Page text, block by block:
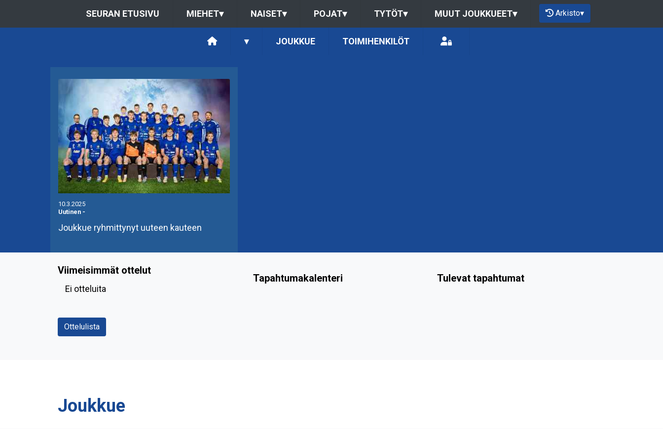
SEURAN ETUSIVU MIEHET▾ NAISET▾ POJAT▾ TYTÖT▾ MUUT JOUKKUEET▾ Arkisto▾
▾ JOUKKUE TOIMIHENKILÖT
10.3.2025
Uutinen -
Joukkue ryhmittynyt uuteen kauteen
Viimeisimmät ottelut
Ei otteluita
Ottelulista
Tapahtumakalenteri Tulevat tapahtumat
Joukkue